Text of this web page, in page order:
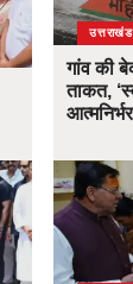
उत्तराखंड
गांव की
ताकत,